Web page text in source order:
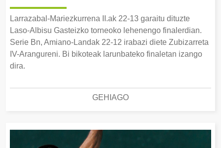
Larrazabal-Mariezkurrena II.ak 22-13 garaitu dituzte
Laso-Albisu Gasteizko torneoko lehenengo finalerdian.
Serie Bn, Amiano-Landak 22-12 irabazi diete Zubizarreta
IV-Arangureni. Bi bikoteak larunbateko finaletan izango
dira.
GEHIAGO